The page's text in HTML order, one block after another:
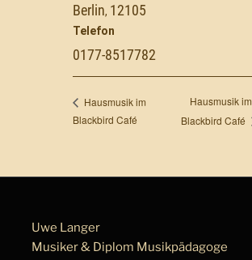
Berlin, 12105
Telefon
0177-8517782
Hausmusik im
Blackbird Café
Hausmusik im
Blackbird Café
Uwe Langer
Musiker & Diplom Musik­pä­da­go­ge